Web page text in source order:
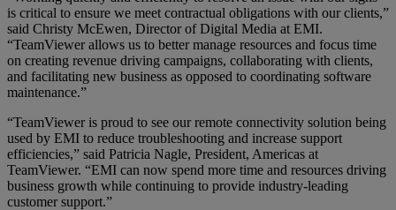
is critical to ensure we meet contractual obligations with our clients,”
said Christy McEwen, Director of Digital Media at EMI.
“TeamViewer allows us to better manage resources and focus time
on creating revenue driving campaigns, collaborating with clients,
and facilitating new business as opposed to coordinating software
maintenance.”
“TeamViewer is proud to see our remote connectivity solution being
used by EMI to reduce troubleshooting and increase support
efficiencies,” said Patricia Nagle, President, Americas at
TeamViewer. “EMI can now spend more time and resources driving
business growth while continuing to provide industry-leading
customer support.”